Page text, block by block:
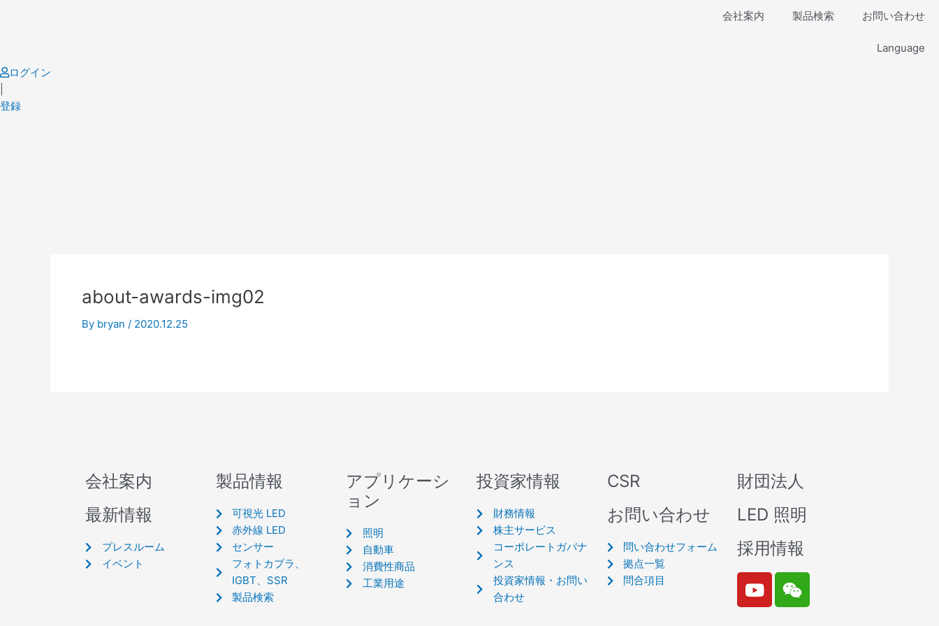
会社案内 製品検索 お問い合わせ
Language
ログイン
登録
about-awards-img02
By bryan / 2020.12.25
会社案内
最新情報
プレスルーム
イベント
製品情報
可視光 LED
赤外線 LED
センサー
フォトカプラ、
IGBT、SSR
製品検索
アプリケーシ
ョン
照明
自動車
消費性商品
工業用途
投資家情報
財務情報
株主サービス
コーポレートガバナ
ンス
投資家情報・お問い
合わせ
CSR
お問い合わせ
問い合わせフォーム
拠点一覧
問合項目
財団法人
LED 照明
採用情報
Y
o
W
e